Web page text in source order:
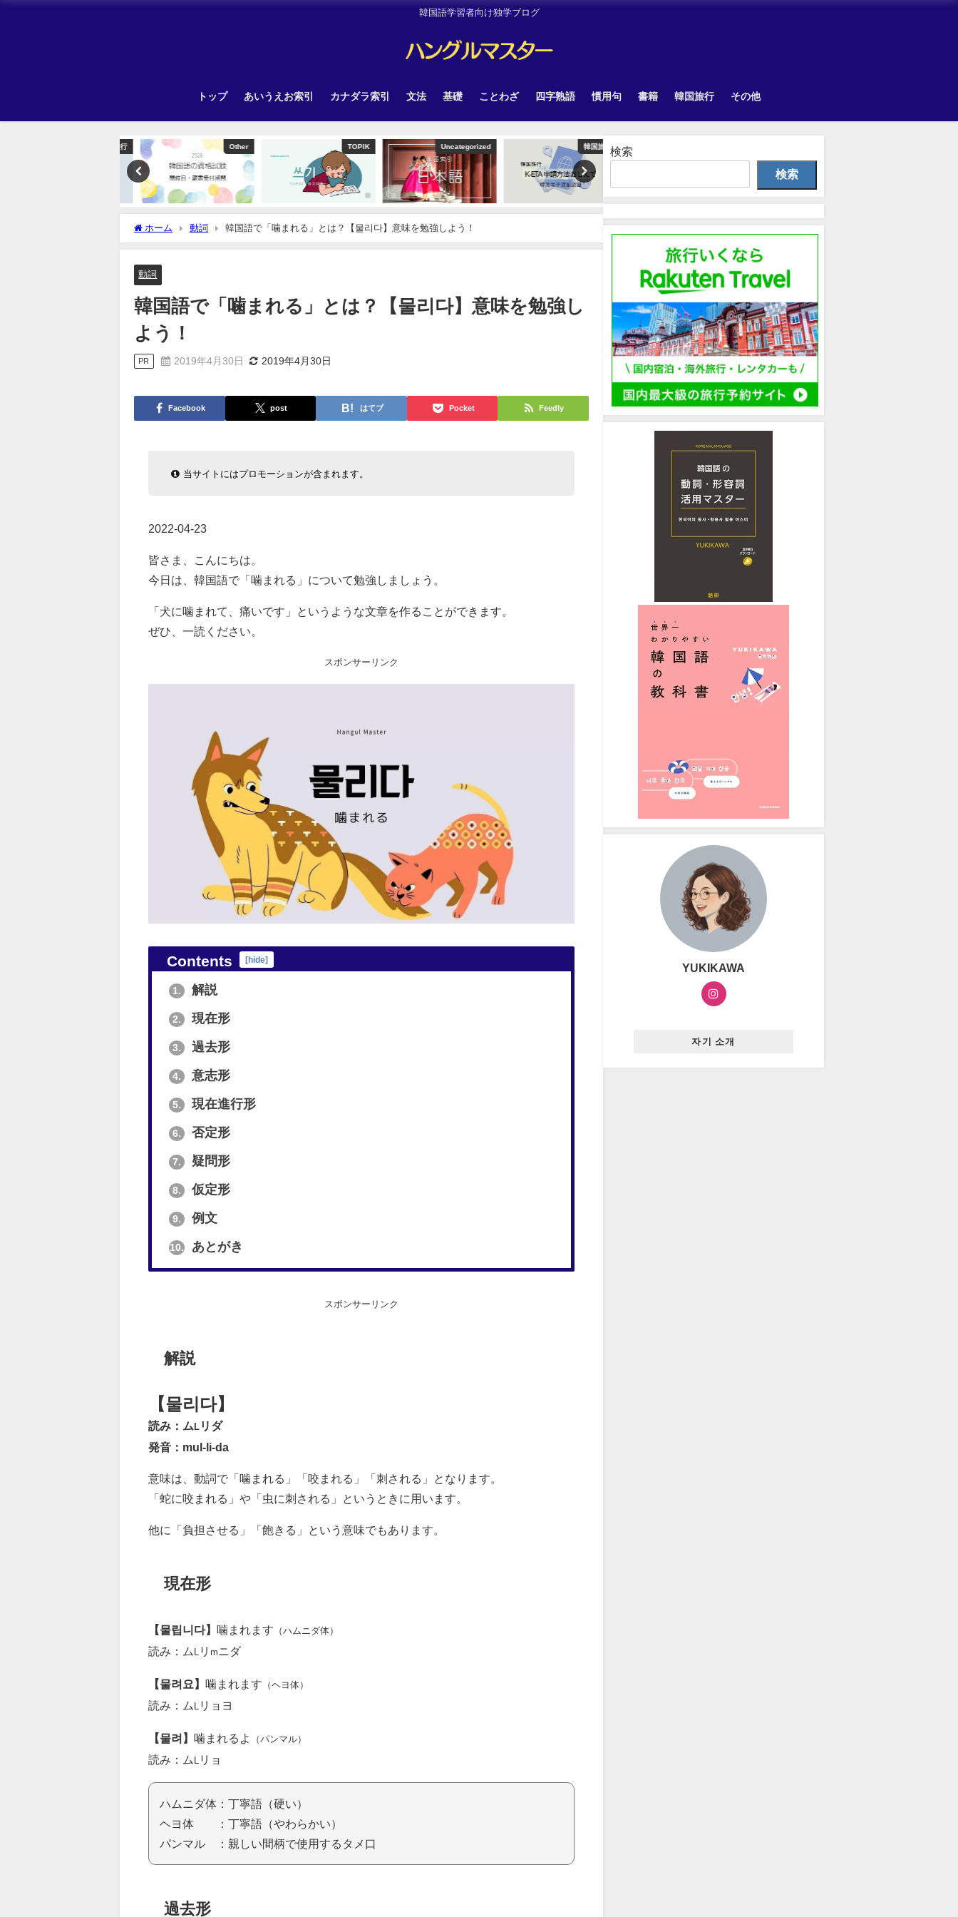
韓国語学習者向け独学ブログ
トップ あいうえお索引 カナダラ索引 文法 基礎 ことわざ 四字熟語 慣用句 書籍 韓国旅行 その他
Other TOPIK Uncategorized 韓国旅行
ホーム 動詞 韓国語で「噛まれる」とは？【물리다】意味を勉強しよう！
動詞
韓国語で「噛まれる」とは？【물리다】意味を勉強し
よう！
PR 2019年4月30日 2019年4月30日
Facebook post はてブ Pocket Feedly
当サイトにはプロモーションが含まれます。
2022-04-23
皆さま、こんにちは。
今日は、韓国語で「噛まれる」について勉強しましょう。
「犬に噛まれて、痛いです」というような文章を作ることができます。
ぜひ、一読ください。
スポンサーリンク
Contents [hide]
1. 解説
2. 現在形
3. 過去形
4. 意志形
5. 現在進行形
6. 否定形
7. 疑問形
8. 仮定形
9. 例文
10. あとがき
スポンサーリンク
解説
【물리다】
読み：ム L リダ
発音：mul-li-da
意味は、動詞で「噛まれる」「咬まれる」「刺される」となります。
「蛇に咬まれる」や「虫に刺される」というときに用います。
他に「負担させる」「飽きる」という意味でもあります。
現在形
【물립니다】 噛まれます （ハムニダ体）
読み：ム リ m ニダ
【물려요】 噛まれます （ヘヨ体）
読み：ム リョヨ
【물려】 噛まれるよ （パンマル）
読み：ム リョ
ハムニダ体：丁寧語（硬い）
ヘヨ体 ：丁寧語（やわらかい）
パンマル ：親しい間柄で使用するタメ口
過去形
検索
検索
YUKIKAWA
자기 소개